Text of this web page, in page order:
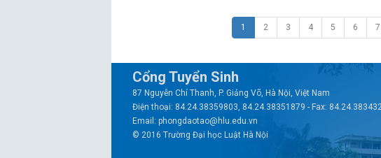
1 2 3 4 5 6 7
Cổng Tuyển Sinh
87 Nguyễn Chí Thanh, P. Giảng Võ, Hà Nội, Việt Nam
Điện thoại: 84.24.38359803, 84.24.38351879 - Fax:
Email: phongdaotao@hlu.edu.vn
© 2016 Trường Đại học Luật Hà Nội